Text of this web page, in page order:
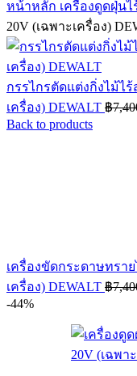
หน้าหลัก เครื่องดูดฝุ่นไ
20V (เฉพาะเครื่อง)
กรรไกรตัดแต่งกิ่งไม้ไร้
เครื่อง) DEWALT ฿
Back to products
เครื่องขัดกระดาษทราย
เครื่อง) DEWALT ฿
-44%